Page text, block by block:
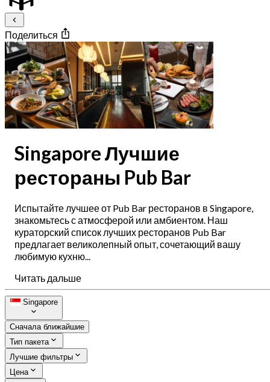
Поделиться
Singapore Лучшие
рестораны Pub Bar
Испытайте лучшее от Pub Bar ресторанов в Singapore,
знакомьтесь с атмосферой или амбиентом. Наш
кураторский список лучших ресторанов Pub Bar
предлагает великолепный опыт, сочетающий вашу
любимую кухню...
Читать дальше
Singapore
Сначала ближайшие
Тип пакета
Лучшие фильтры
Цена